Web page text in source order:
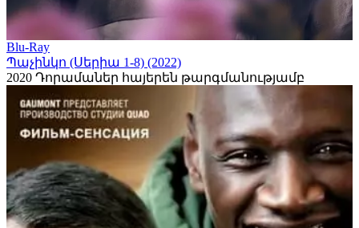
Blu-Ray
Պաչինկո (Սերիա 1-8) (2022)
2020 Դորամաներ հայերեն թարգմանությամբ